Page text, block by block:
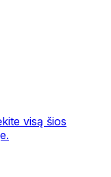
visą šios